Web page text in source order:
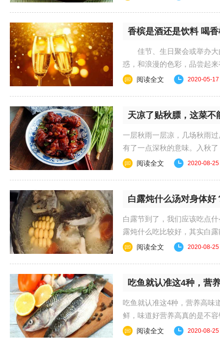
香槟是酒还是饮料 喝
佳节、生日聚会或举办大
惑，和浪漫的色彩，品尝起
比较像饮料。有些人......
阅读全文 2020-05-17
天凉了贴秋膘，这菜
一层秋雨一层凉，几场秋雨
有了一点深秋的意味。入秋
少。在北方地区有贴......
阅读全文 2020-08-25
白露炖什么汤对身体好
白露节到了，我们应该吃点
露炖什么吃比较好，其实白
用。 1.我们可以在这个
阅读全文 2020-08-25
吃鱼就认准这4种，营
吃鱼就认准这4种，营养高
鲜，味道好营养高真的是不
改善，在衣食住行方......
阅读全文 2020-08-25